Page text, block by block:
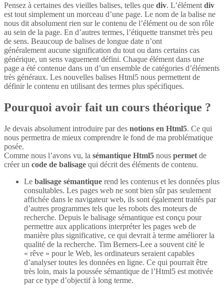
Pensez à certaines des vieilles balises, telles que div. L’élément div
est tout simplement un morceau d’une page. Le nom de la balise ne
nous dit absolument rien sur le contenu de l’élément ou de son rôle
au sein de la page. En d’autres termes, l’étiquette transmet très peu
de sens. Beaucoup de balises de longue date n’ont
généralement aucune signification du tout ou dans certains cas
générique, un sens vaguement défini. Chaque élément dans une
page a été contenue dans un d’un ensemble de catégories d’éléments
très généraux. Les nouvelles balises Html5 nous permettent de
définir le contenu en utilisant des termes plus spécifiques.
Pourquoi avoir fait un cours théorique ?
Je devais absolument introduire par des notions en Html5. Ce qui
nous permettra de mieux comprendre le fond de ma problématique
posée.
Comme nous l’avons vu, la sémantique Html5 nous permet de
créer un code de balisage qui décrit des éléments de contenu.
Le balisage sémantique rend les contenus et les données plus
consultables. Les pages web ne sont bien sûr pas seulement
affichée dans le navigateur web, ils sont également traités par
d’autres programmes tels que les robots des moteurs de
recherche. Depuis le balisage sémantique est conçu pour
permettre aux applications interpréter les pages web de
manière plus significative, ce qui devrait à terme améliorer la
qualité de la recherche. Tim Berners-Lee a souvent cité le
« rêve » pour le Web, les ordinateurs seraient capables
d’analyser toutes les données en ligne. Ce qui pourrait être
très loin, mais la poussée sémantique de l’Html5 est motivée
par ce type d’objectif à long terme.